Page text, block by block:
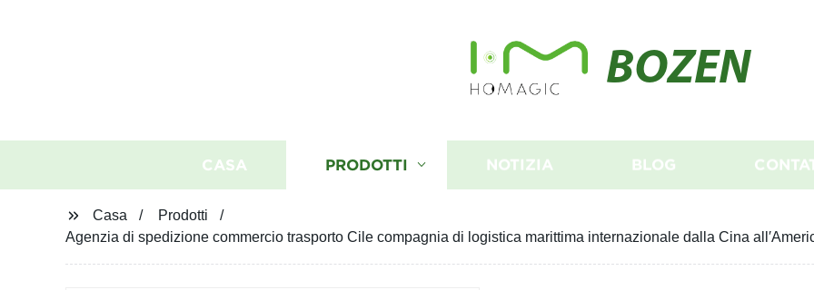
BOZEN
CASA PRODOTTI NOTIZIA BLOG
Casa
Prodotti
Agenzia di spedizione commercio trasporto Cile compagnia di logistica marittima internazionale dalla Cina